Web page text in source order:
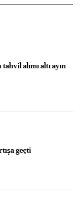
tahvil alımı altı ayın
geçti